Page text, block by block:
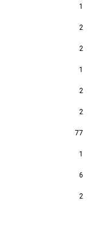
1
2
2
1
2
2
77
1
6
2